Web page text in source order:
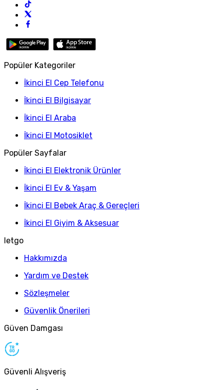
Popüler Kategoriler
İkinci El Cep Telefonu
İkinci El Bilgisayar
İkinci El Araba
İkinci El Motosiklet
Popüler Sayfalar
İkinci El Elektronik Ürünler
İkinci El Ev & Yaşam
İkinci El Bebek Araç & Gereçleri
İkinci El Giyim & Aksesuar
letgo
Hakkımızda
Yardım ve Destek
Sözleşmeler
Güvenlik Önerileri
Güven Damgası
Güvenli Alışveriş